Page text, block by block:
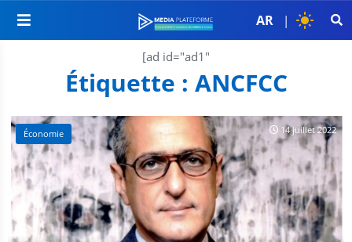
AR |
[ad id="ad1"
Étiquette : ANCFCC
Économie 14 juillet 2022